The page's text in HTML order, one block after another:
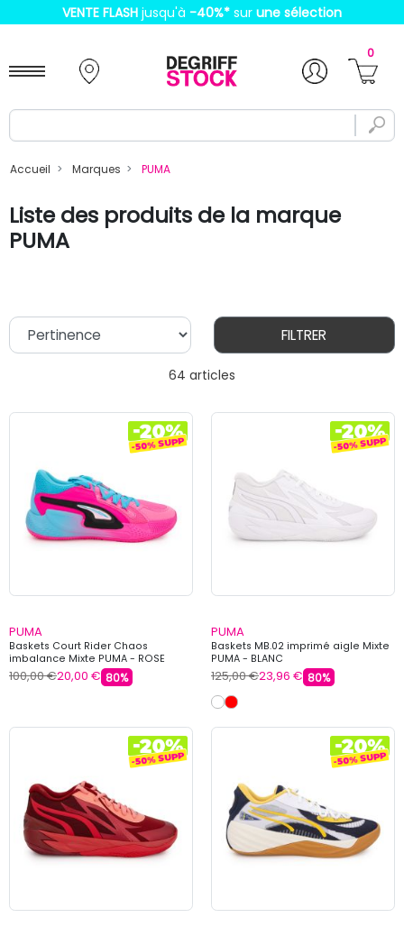
VENTE FLASH jusqu'à -40%* sur une sélection
0
Accueil Marques PUMA
Liste des produits de la marque
PUMA
64 articles
FILTRER
PUMA
Baskets Court Rider Chaos
imbalance Mixte PUMA - ROSE
100,00 €20,00 € 80%
PUMA
Baskets MB.02 imprimé aigle Mixte
PUMA - BLANC
125,00 €23,96 € 80%